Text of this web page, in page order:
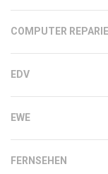
COMPUTER
EDV
EWE
FERNSEHEN